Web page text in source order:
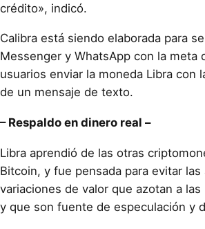
crédito», indicó.
Calibra está siendo elaborada para
Messenger y WhatsApp con la meta
usuarios enviar la moneda Libra con
de un mensaje de texto.
– Respaldo en dinero real –
Libra aprendió de las otras
Bitcoin, y fue pensada para evitar las
variaciones de valor que azotan a
y que son fuente de especulación y